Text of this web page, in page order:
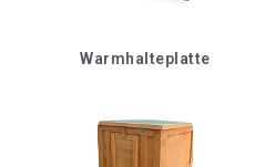
Warmhalteplatte